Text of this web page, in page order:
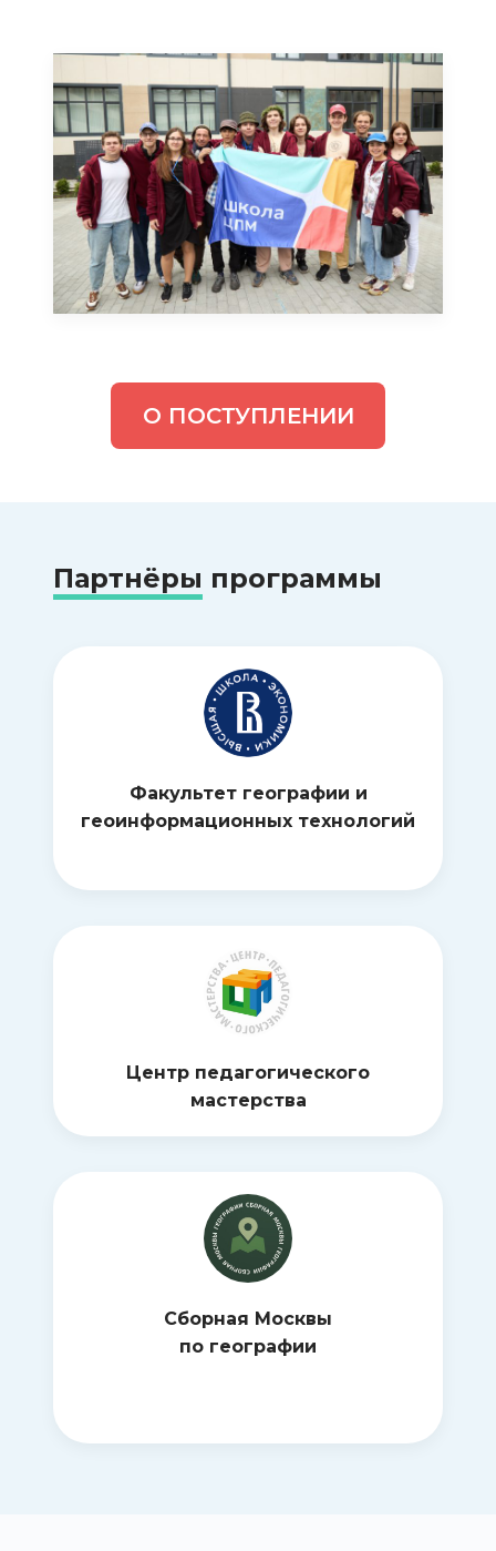
О ПОСТУПЛЕНИИ
Партнёры программы
Факультет географии и
геоинформационных технологий
Центр педагогического
мастерства
Сборная Москвы
по географии